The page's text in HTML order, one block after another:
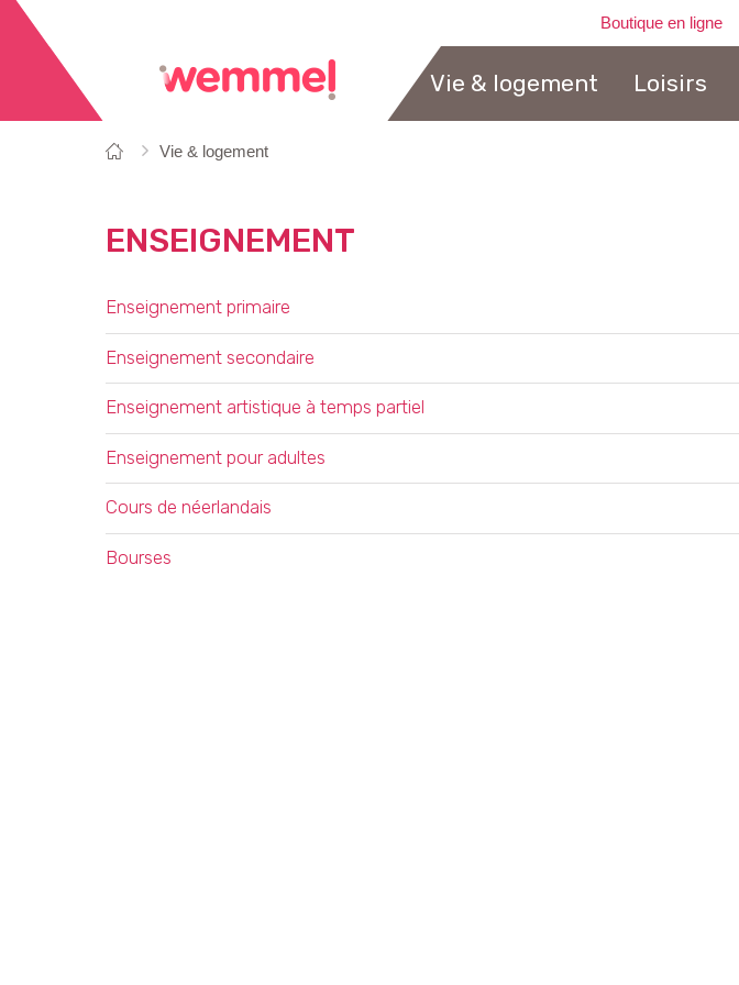
Boutique en ligne
Vie & logement Loisirs
êtes
Page
Vie & logement
ENSEIGNEMENT
OVERZICHT
Enseignement primaire
Enseignement secondaire
Enseignement artistique à temps partiel
Enseignement pour adultes
Cours de néerlandais
Bourses